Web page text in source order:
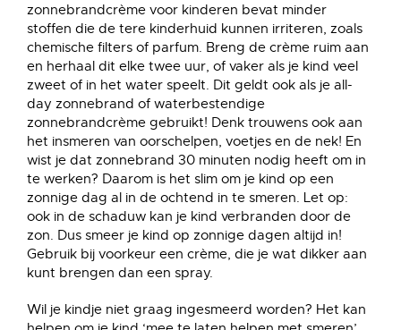
zonnebrandcrème voor kinderen bevat minder
stoffen die de tere kinderhuid kunnen irriteren, zoals
chemische filters of parfum. Breng de crème ruim aan
en herhaal dit elke twee uur, of vaker als je kind veel
zweet of in het water speelt. Dit geldt ook als je all-
day zonnebrand of waterbestendige
zonnebrandcrème gebruikt! Denk trouwens ook aan
het insmeren van oorschelpen, voetjes en de nek! En
wist je dat zonnebrand 30 minuten nodig heeft om in
te werken? Daarom is het slim om je kind op een
zonnige dag al in de ochtend in te smeren. Let op:
ook in de schaduw kan je kind verbranden door de
zon. Dus smeer je kind op zonnige dagen altijd in!
Gebruik bij voorkeur een crème, die je wat dikker aan
kunt brengen dan een spray.
Wil je kindje niet graag ingesmeerd worden? Het kan